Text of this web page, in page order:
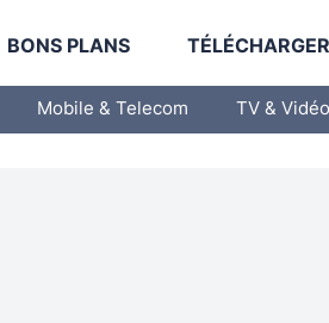
BONS PLANS
Mobile & Telecom TV & Vidéo